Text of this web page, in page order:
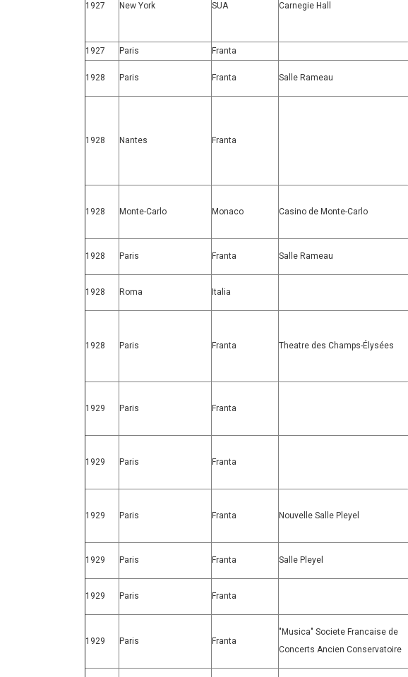
1927 New York SUA Carnegie Hall
1927
Paris Franta
1928 Paris Franta Salle Rameau
1928 Nantes Franta
1928 Monte-Carlo Monaco Casino de Monte-Carlo
1928 Paris Franta Salle Rameau
1928 Roma Italia
1928 Paris Franta Theatre des Champs-Élysées
1929 Paris Franta
1929 Paris Franta
1929 Paris Franta Nouvelle Salle Pleyel
1929 Paris Franta Salle Pleyel
1929 Paris Franta
1929 Paris Franta
"Musica" Societe Francaise de
Concerts Ancien Conservatoire